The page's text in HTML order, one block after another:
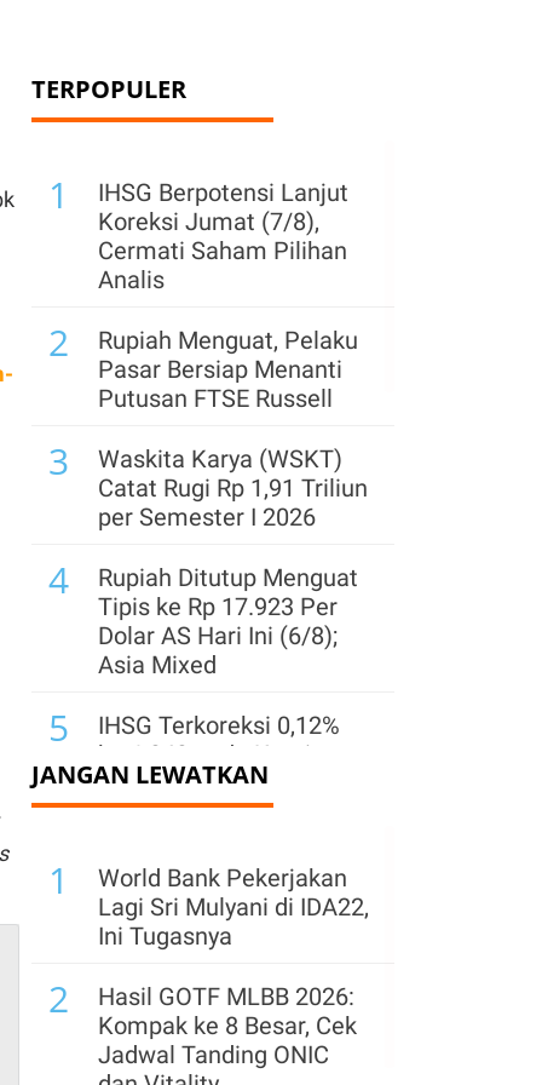
TERPOPULER
1
IHSG Berpotensi Lanjut
Koreksi Jumat (7/8),
Cermati Saham Pilihan
Analis
2
Rupiah Menguat, Pelaku
Pasar Bersiap Menanti
Putusan FTSE Russell
3
Waskita Karya (WSKT)
Catat Rugi Rp 1,91 Triliun
per Semester I 2026
4
Rupiah Ditutup Menguat
Tipis ke Rp 17.923 Per
Dolar AS Hari Ini (6/8);
Asia Mixed
5
IHSG Terkoreksi 0,12%
ke 6.343 pada Kamis
(6/8), MBMA, MDKA,
EXCL Top Losers LQ45
6
Saham TOWR Keluar
dari Indeks LQ45, Analis:
Dampaknya Hanya
Bersifat Teknikal
7
IHSG Flat di Level 6.351
Sesi I Kamis (6/8), HRTA,
PGEO, dan CUAN Jadi
JANGAN LEWATKAN
1
World Bank Pekerjakan
Lagi Sri Mulyani di IDA22,
Ini Tugasnya
2
Hasil GOTF MLBB 2026:
Kompak ke 8 Besar, Cek
Jadwal Tanding ONIC